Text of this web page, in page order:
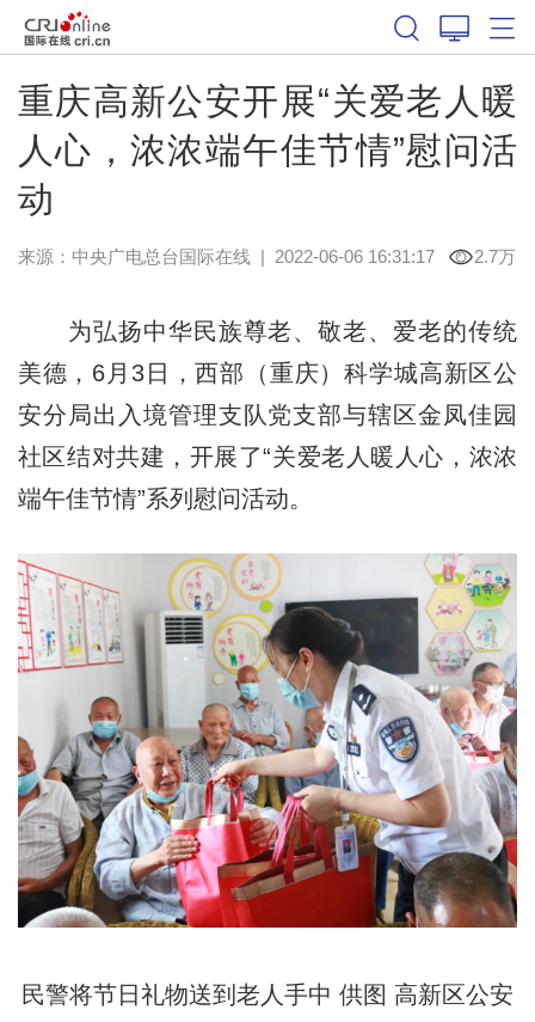
重庆高新公安开展“关爱老人暖
人心，浓浓端午佳节情”慰问活
动
来源： 中央广电总台国际在线| 2022-06-06 16:31:17 2.7万
为弘扬中华民族尊老、敬老、爱老的传统
美德，6月3日，西部（重庆）科学城高新区公
安分局出入境管理支队党支部与辖区金凤佳园
社区结对共建，开展了“关爱老人暖人心，浓浓
端午佳节情”系列慰问活动。
民警将节日礼物送到老人手中 供图 高新区公安